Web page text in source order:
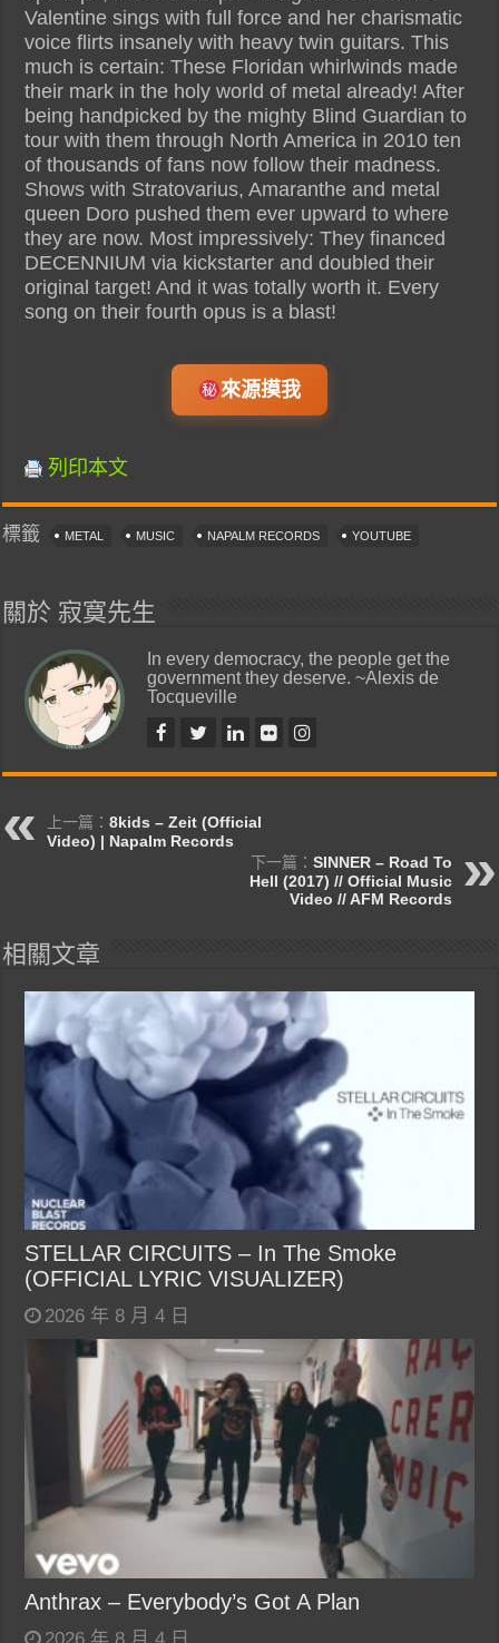
Valentine sings with full force and her charismatic
voice flirts insanely with heavy twin guitars. This
much is certain: These Floridan whirlwinds made
their mark in the holy world of metal already! After
being handpicked by the mighty Blind Guardian to
tour with them through North America in 2010 ten
of thousands of fans now follow their madness.
Shows with Stratovarius, Amaranthe and metal
queen Doro pushed them ever upward to where
they are now. Most impressively: They financed
DECENNIUM via kickstarter and doubled their
original target! And it was totally worth it. Every
song on their fourth opus is a blast!
來源摸我
列印本文
標籤 METAL MUSIC NAPALM RECORDS YOUTUBE
關於 寂寞先生
In every democracy, the people get the
government they deserve. ~Alexis de
Tocqueville
上一篇：8kids – Zeit (Official
Video) | Napalm Records
下一篇： SINNER – Road To
Hell (2017) // Official Music
Video // AFM Records
相關文章
STELLAR CIRCUITS – In The Smoke
(OFFICIAL LYRIC VISUALIZER)
2026 年 8 月 4 日
Anthrax – Everybody’s Got A Plan